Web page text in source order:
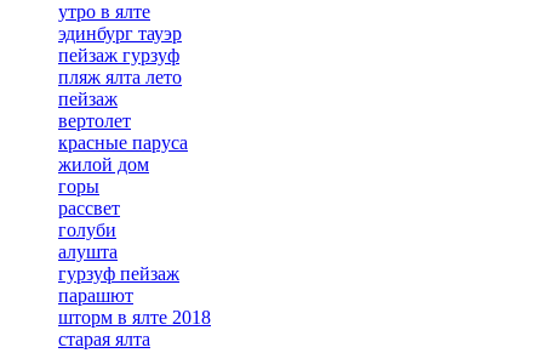
утро в ялте
эдинбург тауэр
пейзаж гурзуф
пляж ялта лето
пейзаж
вертолет
красные паруса
жилой дом
горы
рассвет
голуби
алушта
гурзуф пейзаж
парашют
шторм в ялте 2018
старая ялта